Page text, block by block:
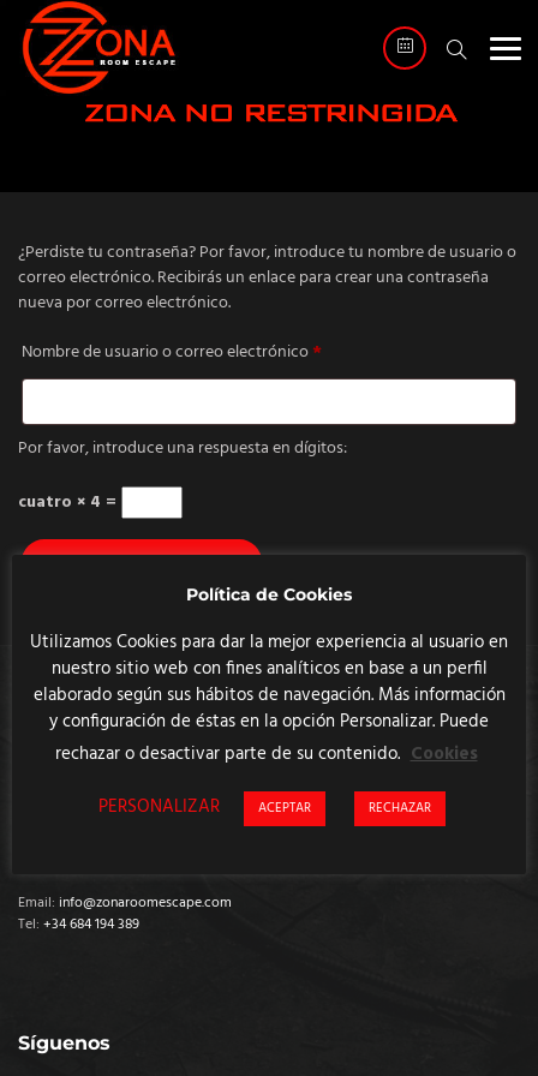
Saltar
contenido
¿Perdiste tu contraseña? Por favor, introduce tu nombre de usuario o
correo electrónico. Recibirás un enlace para crear una contraseña
nueva por correo electrónico.
Nombre de usuario o correo electrónico*Obligatorio
Por favor, introduce una respuesta en dígitos:
cuatro × 4 =
Dirección
Email: info@zonaroomescape.com
Tel: +34 684 194 389
Síguenos
Política de Cookies
Utilizamos Cookies para dar la mejor experiencia al usuario en
nuestro sitio web con fines analíticos en base a un perfil
elaborado según sus hábitos de navegación. Más información
y configuración de éstas en la opción Personalizar. Puede
rechazar o desactivar parte de su contenido. Cookies
PERSONALIZAR
ACEPTAR RECHAZAR